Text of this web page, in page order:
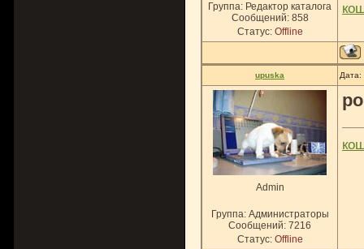
Группа: Редактор каталога
Сообщений: 858
Статус: Offline
upuska
Admin
Группа: Администраторы
Сообщений: 7216
Статус: Offline